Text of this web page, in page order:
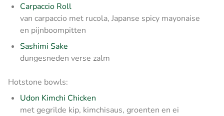
Carpaccio Roll
van carpaccio met rucola, Japanse spicy mayonaise
en pijnboompitten
Sashimi Sake
dungesneden verse zalm
Hotstone bowls:
Udon Kimchi Chicken
met gegrilde kip, kimchisaus, groenten en ei